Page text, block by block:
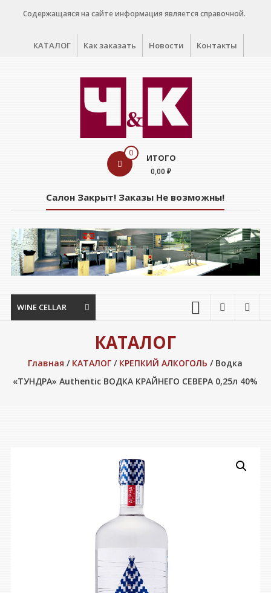
Содержащаяся на сайте информация является справочной.
КАТАЛОГ Как заказать Новости Контакты
дегустации
0 ИТОГО
0,00 ₽
Салон Закрыт! Заказы Не возможны!
WINE CELLAR
КАТАЛОГ
Главная / КАТАЛОГ / КРЕПКИЙ АЛКОГОЛЬ / Водка
«ТУНДРА» Authentic ВОДКА КРАЙНЕГО СЕВЕРА 0,25л 40%